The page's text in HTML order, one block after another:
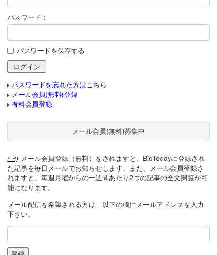
パスワード：
パスワードを保存する
パスワードを忘れた方はこちら
メール会員(無料)登録
有料会員登録
メール会員(無料)募集中
メール会員登録（無料）をされますと、BioTodayに登録され
た記事を毎日メールでお知らせします。また、メール会員登録さ
れますと、毎週月曜からの一週間あたり2つの記事の全文閲覧が可
能になります。
メール配信を希望される方は、以下の欄にメールアドレスを入力
下さい。